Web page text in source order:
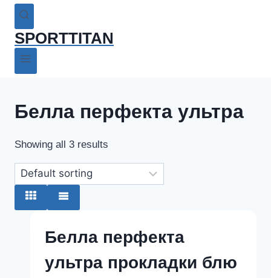
SPORTTITAN
Белла перфекта ультра
Showing all 3 results
Белла перфекта
ультра прокладки блю